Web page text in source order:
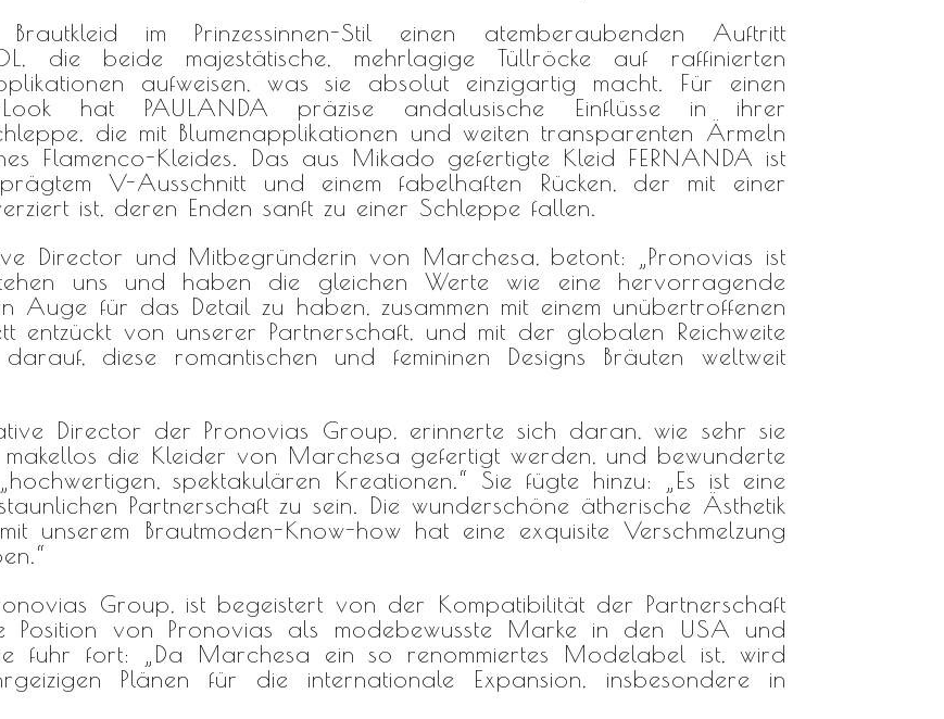
im Prinzessinnen-Stil einen atemberaubenden Auftritt
die beide majestätische, mehrlagige Tüllröcke auf raffinierten
aufweisen, was sie absolut einzigartig macht. Für einen
Look hat PAULANDA präzise andalusische Einflüsse in ihrer
die mit Blumenapplikationen und weiten transparenten Ärmeln
Flamenco-Kleides. Das aus Mikado gefertigte Kleid FERNANDA ist
V-Ausschnitt und einem fabelhaften Rücken, der mit einer
ist, deren Enden sanft zu einer Schleppe fallen.
Director und Mitbegründerin von Marchesa, betont: „ Pronovias ist
uns und haben die gleichen Werte wie eine hervorragende
Auge für das Detail zu haben, zusammen mit einem unübertroffenen
entzückt von unserer Partnerschaft, und mit der globalen Reichweite
diese romantischen und femininen Designs Bräuten weltweit
Director der Pronovias Group, erinnerte sich daran, wie sehr sie
die Kleider von Marchesa gefertigt werden, und bewunderte
spektakulären Kreationen.“ Sie fügte hinzu: „Es ist eine
Partnerschaft zu sein. Die wunderschöne ätherische Ästhetik
unserem Brautmoden-Know-how hat eine exquisite Verschmelzung
Group, ist begeistert von der Kompatibilität der Partnerschaft
Position von Pronovias als modebewusste Marke in den USA und
fuhr fort: „Da Marchesa ein so renommiertes Modelabel ist, wird
Plänen für die internationale Expansion, insbesondere in